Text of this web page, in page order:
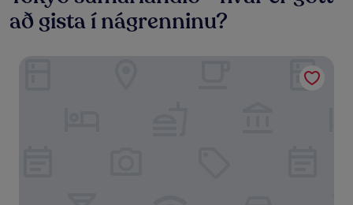
að gista í nágrenninu?